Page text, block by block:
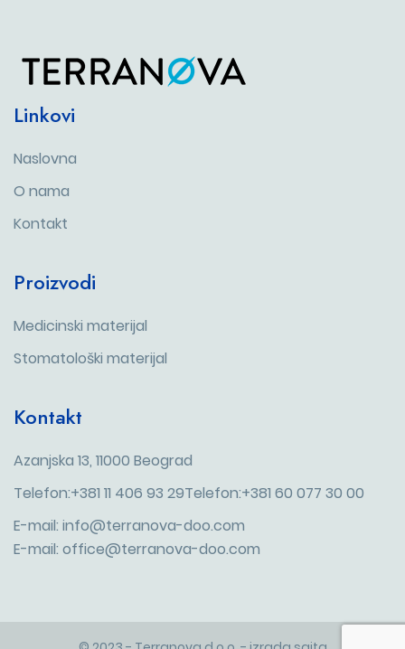
Linkovi
Naslovna
O nama
Kontakt
Proizvodi
Medicinski materijal
Stomatološki materijal
Kontakt
Azanjska 13, 11000 Beograd
Telefon:+381 11 406 93 29Telefon:+381 60 077 30 00
E-mail: info@terranova-doo.com
E-mail: office@terranova-doo.com